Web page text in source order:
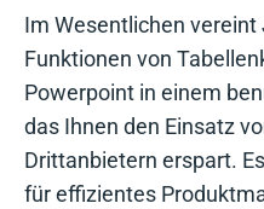
Im Wesentlichen
Funktionen von
Powerpoint in einem
das Ihnen den Einsatz
Drittanbietern erspart.
für effizientes